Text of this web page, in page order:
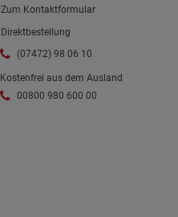
Zum Kontaktformular
Direktbestellung
(07472) 98 06 10
Kostenfrei aus dem Ausland
00800 980 600 00